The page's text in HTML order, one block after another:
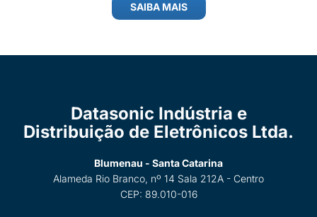
SAIBA MAIS
Datasonic Indústria e
Distribuição de Eletrônicos Ltda.
Blumenau - Santa Catarina
Alameda Rio Branco, nº 14 Sala 212A - Centro
CEP: 89.010-016